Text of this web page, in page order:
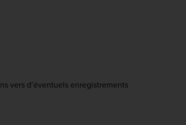
vers d’éventuels enregistrements